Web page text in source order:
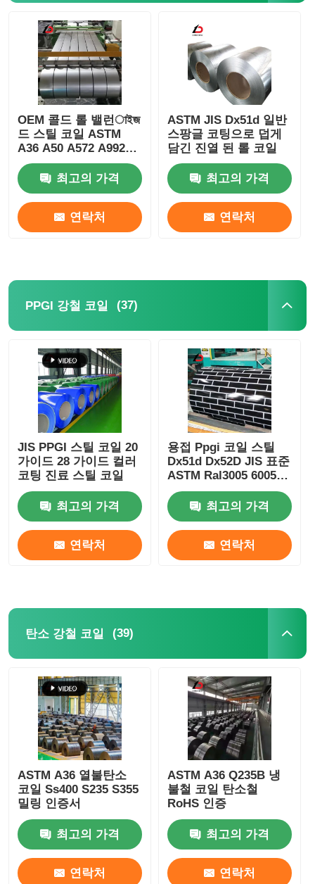
아연 도금 강관
탄소 강철 U 채널
탄소강 평형 봉강
OEM 콜드 롤 밸런াইজ
드 스틸 코일 ASTM
A36 A50 A572 A992
Z120 Z275
최고의 가격
연락처
ASTM JIS Dx51d 일반
스팡글 코팅으로 덥게
담긴 진열 된 롤 코일
최고의 가격
연락처
PPGI 강철 코일 (37)
JIS PPGI 스틸 코일 20
가이드 28 가이드 컬러
코팅 진료 스틸 코일
최고의 가격
연락처
용접 Ppgi 코일 스틸
Dx51d Dx52D JIS 표준
ASTM Ral3005 6005
3013
최고의 가격
연락처
탄소 강철 코일 (39)
ASTM A36 열불탄소
코일 Ss400 S235 S355
밀링 인증서
최고의 가격
연락처
ASTM A36 Q235B 냉
불철 코일 탄소철
RoHS 인증
최고의 가격
연락처